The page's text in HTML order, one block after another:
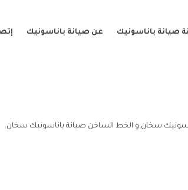
صيانة باناسونيك عن صيانة باناسونيك
سخان و الخط الساخن صيانة باناسونيك سخان.